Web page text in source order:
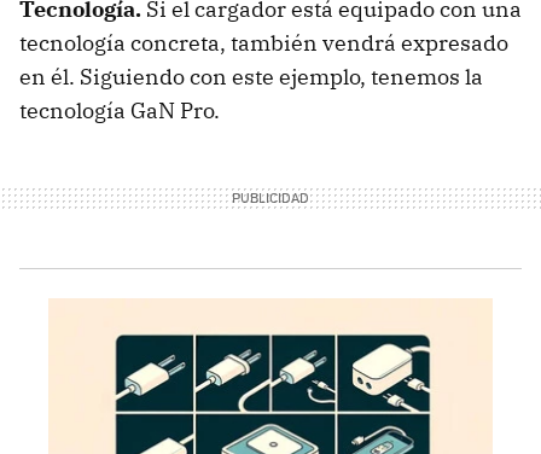
Tecnología. Si el cargador está equipado con una
tecnología concreta, también vendrá expresado
en él. Siguiendo con este ejemplo, tenemos la
tecnología GaN Pro.